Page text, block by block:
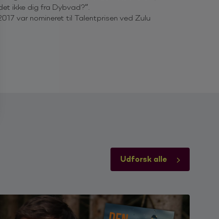
ikke dig fra Dybvad?”.
var nomineret til Talentprisen ved Zulu
Udforsk alle